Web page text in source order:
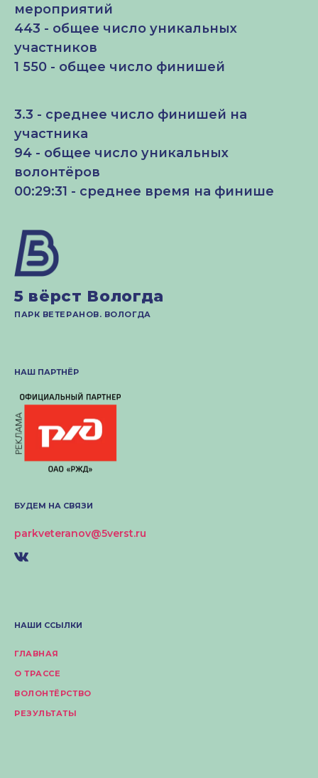
мероприятий
443 - общее число уникальных
участников
1 550 - общее число финишей
3.3 - среднее число финишей на
участника
94 - общее число уникальных
волонтёров
00:29:31 - среднее время на финише
5 вёрст Вологда
ПАРК ВЕТЕРАНОВ. ВОЛОГДА
НАШ ПАРТНЁР
НАШИ ССЫЛКИ
ГЛАВНАЯ
О ТРАССЕ
ВОЛОНТЁРСТВО
РЕЗУЛЬТАТЫ
БУДЕМ НА СВЯЗИ
parkveteranov@5verst.ru